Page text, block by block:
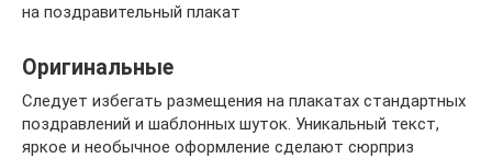
на поздравительный плакат
Оригинальные
Следует избегать размещения на плакатах стандартных
поздравлений и шаблонных шуток. Уникальный текст,
яркое и необычное оформление сделают сюрприз